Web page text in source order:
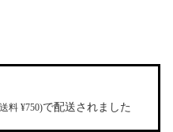
料 ¥750)で配送されました